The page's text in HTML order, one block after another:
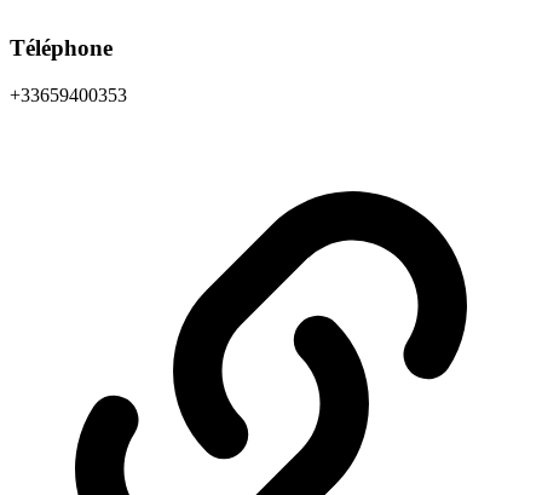
Téléphone
+33659400353